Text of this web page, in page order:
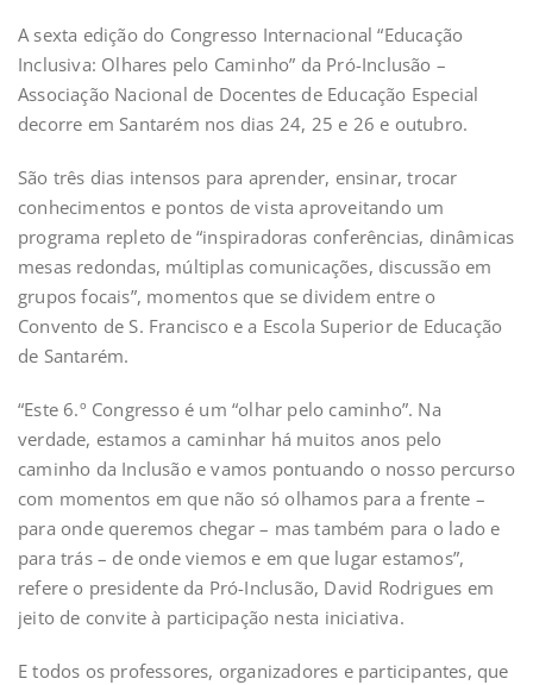
A sexta edição do Congresso Internacional “Educação
Inclusiva: Olhares pelo Caminho” da Pró-Inclusão –
Associação Nacional de Docentes de Educação Especial
decorre em Santarém nos dias 24, 25 e 26 e outubro.
São três dias intensos para aprender, ensinar, trocar
conhecimentos e pontos de vista aproveitando um
programa repleto de “inspiradoras conferências, dinâmicas
mesas redondas, múltiplas comunicações, discussão em
grupos focais”, momentos que se dividem entre o
Convento de S. Francisco e a Escola Superior de Educação
de Santarém.
“Este 6.º Congresso é um “olhar pelo caminho”. Na
verdade, estamos a caminhar há muitos anos pelo
caminho da Inclusão e vamos pontuando o nosso percurso
com momentos em que não só olhamos para a frente –
para onde queremos chegar – mas também para o lado e
para trás – de onde viemos e em que lugar estamos”,
refere o presidente da Pró-Inclusão, David Rodrigues em
jeito de convite à participação nesta iniciativa.
E todos os professores, organizadores e participantes, que